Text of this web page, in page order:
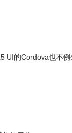
UI的Cordova也不